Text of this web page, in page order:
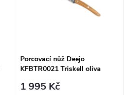
Porcovací nůž Deejo
KFBTR0021 Triskell oliva
1 995 Kč